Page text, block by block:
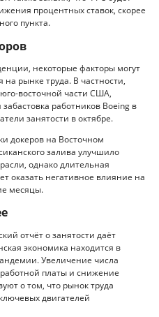
процентных ставок, скорее
пункта.
некоторые факторы могут
на рынке труда. В частности,
восточной части США,
работников Boeing в
занятости в октябре.
докеров на Восточном
залива улучшило
однако длительная
оказать негативное влияние на
месяцы.
отчёт о занятости даёт
экономика находится в
Увеличение числа
платы и снижение
о том, что рынок труда
двигателей